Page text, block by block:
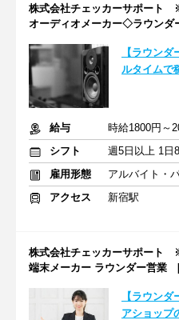
株式会社チェッカーサポート
オーディオメーカー◇ラウン
【ラウン
ルタイムで
給与
時給1800円～
シフト
雇用形態
アルバイト・
アクセス
新宿駅
株式会社チェッカーサポート
端末メーカー ラウンダー営業
【ラウン
アショップ